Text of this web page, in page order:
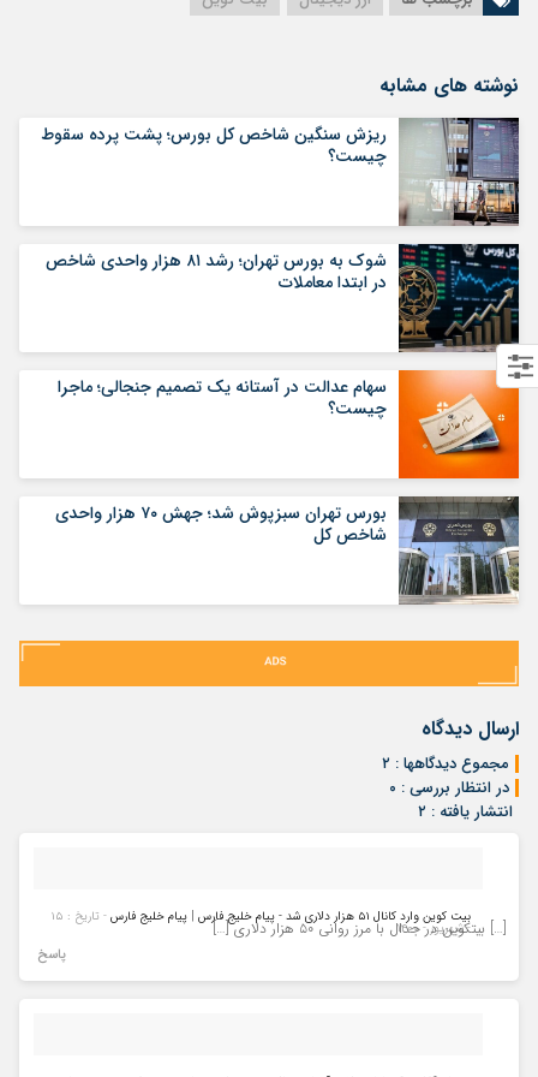
نوشته های مشابه
ریزش سنگین شاخص کل بورس؛ پشت پرده سقوط
چیست؟
شوک به بورس تهران؛ رشد ۸۱ هزار واحدی شاخص
در ابتدا معاملات
سهام عدالت در آستانه یک تصمیم جنجالی؛ ماجرا
چیست؟
بورس تهران سبزپوش شد؛ جهش ۷۰ هزار واحدی
شاخص کل
ارسال دیدگاه
مجموع دیدگاهها : ۲
در انتظار بررسی : ۰
انتشار یافته : ۲
بیت کوین وارد کانال ۵۱ هزار دلاری شد - پیام خلیج فارس | پیام خلیج فارس - تاریخ : ۱۵
- شهریور - ۱۴۰۰
[…] بیتکوین در جدال با مرز روانی ۵۰ هزار دلاری […]
پاسخ